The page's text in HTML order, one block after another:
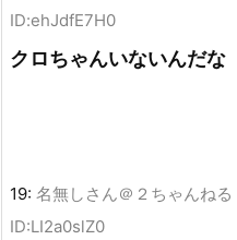
ID:ehJdfE7H0
クロちゃんいないんだな
19: 名無しさん＠２ちゃんねる
ID:LI2a0slZ0